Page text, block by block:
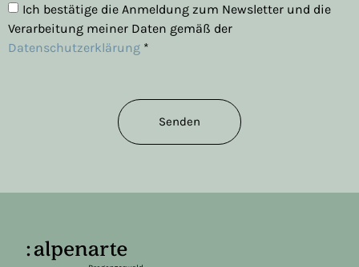
Ich bestätige die Anmeldung zum Newsletter und die
Verarbeitung meiner Daten gemäß der
Datenschutzerklärung *
Senden